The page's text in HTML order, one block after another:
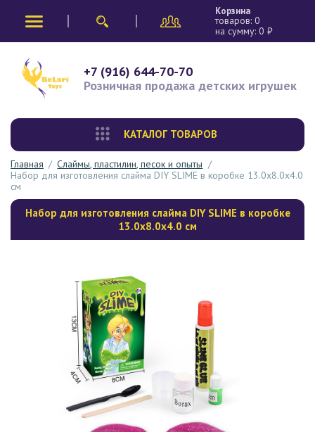
Корзина
товаров: 0
на сумму: 0₽
+7 (916) 644-70-70
Розничная продажа детских игрушек
КАТАЛОГ ТОВАРОВ
Главная / Слаймы, пластилин, песок и опыты /
Набор для изготовления слайма DIY SLIME в коробке 13.0х8.0х4.0
см
Набор для изготовления слайма DIY SLIME в коробке
13.0х8.0х4.0 см